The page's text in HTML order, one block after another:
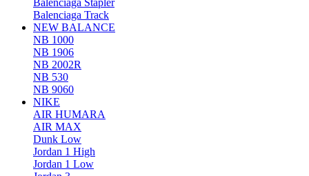
Balenciaga Stapler
Balenciaga Track
NEW BALANCE
NB 1000
NB 1906
NB 2002R
NB 530
NB 9060
NIKE
AIR HUMARA
AIR MAX
Dunk Low
Jordan 1 High
Jordan 1 Low